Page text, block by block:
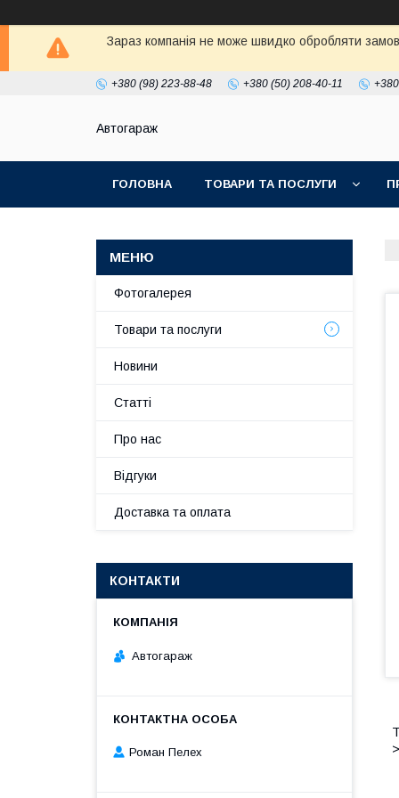
Зараз компанія не може швидко обробляти
+380 (98) 223-88-48 +380 (50) 208-40-11
Автогараж
ГОЛОВНА ТОВАРИ ТА ПОСЛУГИ
Фотогалерея
Товари та послуги
Новини
Статті
Про нас
Відгуки
Доставка та оплата
КОНТАКТИ
Автогараж
Роман Пелех